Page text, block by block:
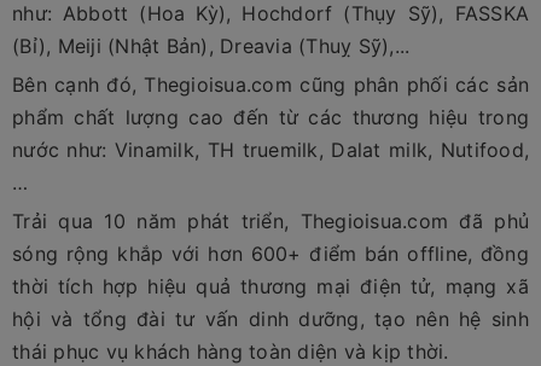
như: Abbott (Hoa Kỳ), Hochdorf (Thụy Sỹ), FASSKA
(Bỉ), Meiji (Nhật Bản), Dreavia (Thuỵ Sỹ),...
Bên cạnh đó, Thegioisua.com cũng phân phối các sản
phẩm chất lượng cao đến từ các thương hiệu trong
nước như: Vinamilk, TH truemilk, Dalat milk, Nutifood,
…
Trải qua 10 năm phát triển, Thegioisua.com đã phủ
sóng rộng khắp với hơn 600+ điểm bán offline, đồng
thời tích hợp hiệu quả thương mại điện tử, mạng xã
hội và tổng đài tư vấn dinh dưỡng, tạo nên hệ sinh
thái phục vụ khách hàng toàn diện và kịp thời.